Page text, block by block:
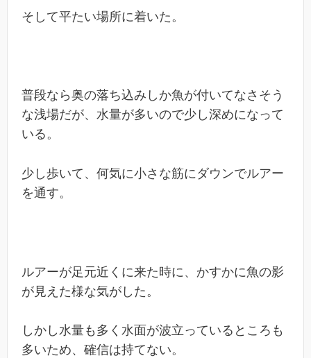
そして平たい場所に着いた。
普段なら奥の落ち込みしか魚が付いてなさそう
な浅場だが、水量が多いので少し深めになって
いる。
少し歩いて、何気に小さな筋にダウンでルアー
を通す。
ルアーが足元近くに来た時に、かすかに魚の影
が見えた様な気がした。
しかし水量も多く水面が波立っているところも
多いため、確信は持てない。